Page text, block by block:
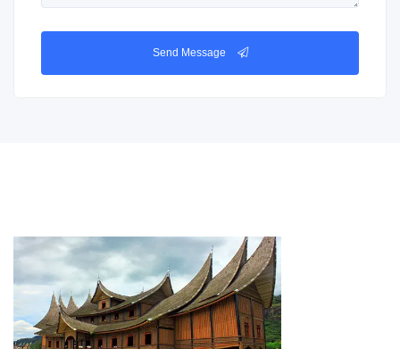
Send Message